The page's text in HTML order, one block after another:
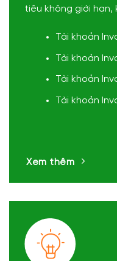
tiêu không giới
Tài khoản
Tài khoản
Tài khoản
Tài khoản
Xem thêm